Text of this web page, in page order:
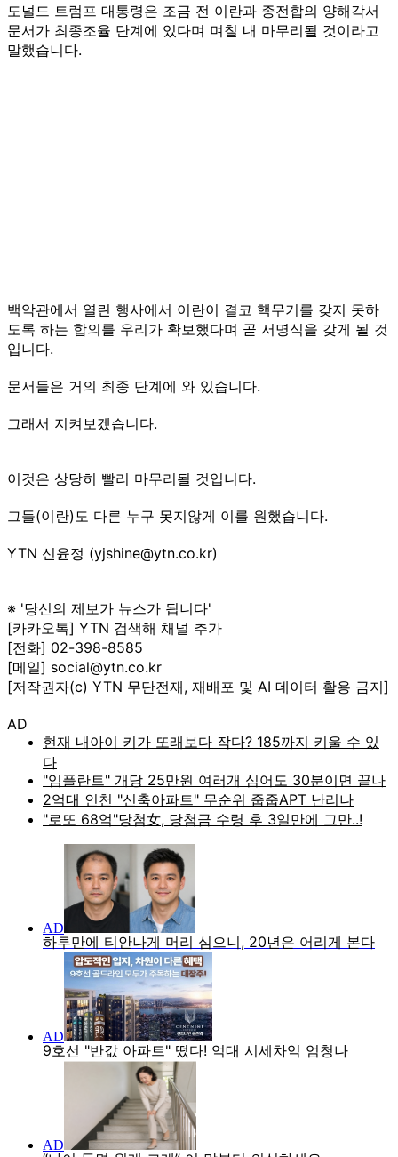
도널드 트럼프 대통령은 조금 전 이란과 종전합의 양해각서
문서가 최종조율 단계에 있다며 며칠 내 마무리될 것이라고
말했습니다.
백악관에서 열린 행사에서 이란이 결코 핵무기를 갖지 못하
도록 하는 합의를 우리가 확보했다며 곧 서명식을 갖게 될 것
입니다.
문서들은 거의 최종 단계에 와 있습니다.
그래서 지켜보겠습니다.
이것은 상당히 빨리 마무리될 것입니다.
그들(이란)도 다른 누구 못지않게 이를 원했습니다.
YTN 신윤정 (yjshine@ytn.co.kr)
※ '당신의 제보가 뉴스가 됩니다'
[카카오톡] YTN 검색해 채널 추가
[전화] 02-398-8585
[메일] social@ytn.co.kr
[저작권자(c) YTN 무단전재, 재배포 및 AI 데이터 활용 금지]
AD